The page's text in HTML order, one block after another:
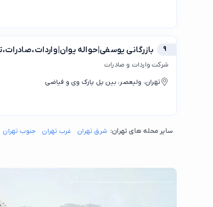
9 بازرگانی یوسفی|حواله
شرکت واردات و صادرات
تهران، ولیعصر، بین پل پارک وی و فیاضی
سایر محله های تهران: شرق تهران غرب تهران جنوب تهران